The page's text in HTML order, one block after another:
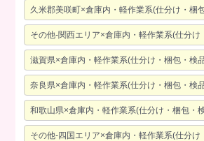
久米郡美咲町×倉庫内・軽作業系(仕分け・梱
その他-関西エリア×倉庫内・軽作業系(仕分け
滋賀県×倉庫内・軽作業系(仕分け・梱包・検
奈良県×倉庫内・軽作業系(仕分け・梱包・検
和歌山県×倉庫内・軽作業系(仕分け・梱包・
その他-四国エリア×倉庫内・軽作業系(仕分け